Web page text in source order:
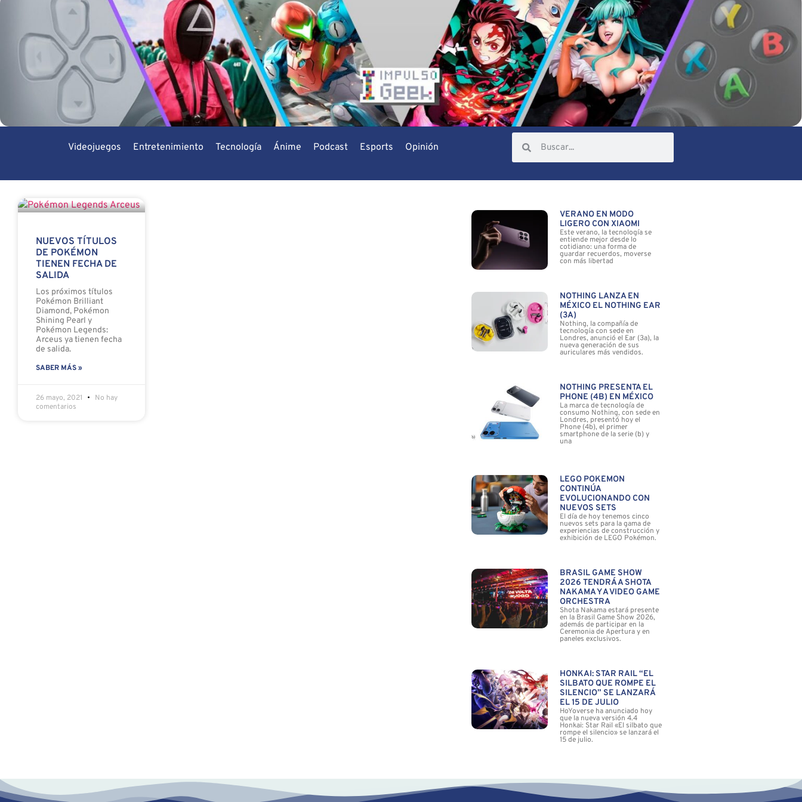
Videojuegos Entretenimiento Tecnología Ánime Podcast Esports Opinión
NUEVOS TÍTULOS
DE POKÉMON
TIENEN FECHA DE
SALIDA
Los próximos títulos
Pokémon Brilliant
Diamond, Pokémon
Shining Pearl y
Pokémon Legends:
Arceus ya tienen fecha
de salida.
SABER MÁS »
26 mayo, 2021
No hay
comentarios
VERANO EN MODO
LIGERO CON XIAOMI
Este verano, la tecnología se
entiende mejor desde lo
cotidiano: una forma de
guardar recuerdos, moverse
con más libertad
NOTHING LANZA EN
MÉXICO EL NOTHING EAR
(3A)
Nothing, la compañía de
tecnología con sede en
Londres, anunció el Ear (3a), la
nueva generación de sus
auriculares más vendidos.
NOTHING PRESENTA EL
PHONE (4B) EN MÉXICO
La marca de tecnología de
consumo Nothing, con sede en
Londres, presentó hoy el
Phone (4b), el primer
smartphone de la serie (b) y
una
LEGO POKÉMON
CONTINÚA
EVOLUCIONANDO CON
NUEVOS SETS
El día de hoy tenemos cinco
nuevos sets para la gama de
experiencias de construcción y
exhibición de LEGO Pokémon.
BRASIL GAME SHOW
2026 TENDRÁ A SHOTA
NAKAMA Y A VIDEO GAME
ORCHESTRA
Shota Nakama estará presente
en la Brasil Game Show 2026,
además de participar en la
Ceremonia de Apertura y en
paneles exclusivos.
HONKAI: STAR RAIL “EL
SILBATO QUE ROMPE EL
SILENCIO” SE LANZARÁ
EL 15 DE JULIO
HoYoverse ha anunciado hoy
que la nueva versión 4.4
Honkai: Star Rail «El silbato que
rompe el silencio» se lanzará el
15 de julio.